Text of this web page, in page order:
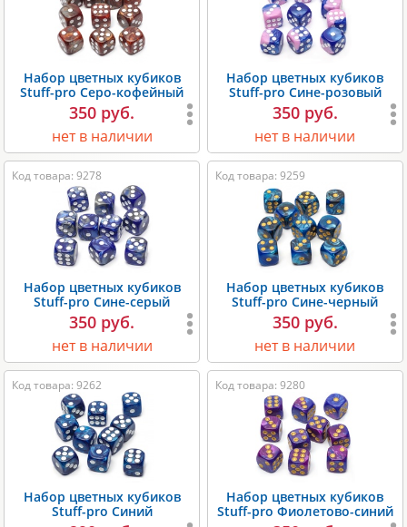
Набор цветных кубиков
Stuff-pro Серо-кофейный
350 руб.
нет в наличии
Набор цветных кубиков
Stuff-pro Сине-розовый
350 руб.
нет в наличии
Код товара: 9278
Набор цветных кубиков
Stuff-pro Сине-серый
350 руб.
нет в наличии
Код товара: 9259
Набор цветных кубиков
Stuff-pro Сине-черный
350 руб.
нет в наличии
Код товара: 9262
Набор цветных кубиков
Stuff-pro Синий
Код товара: 9280
Набор цветных кубиков
Stuff-pro Фиолетово-синий